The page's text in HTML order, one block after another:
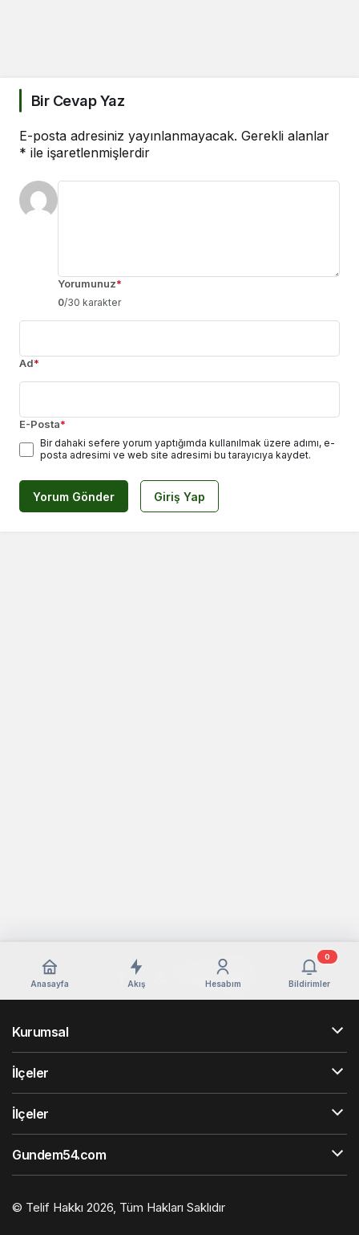
Bir Cevap Yaz
E-posta adresiniz yayınlanmayacak. Gerekli alanlar
* ile işaretlenmişlerdir
Yorumunuz*
0/30 karakter
Ad*
E-Posta*
Bir dahaki sefere yorum yaptığımda kullanılmak üzere adımı, e-
posta adresimi ve web site adresimi bu tarayıcıya kaydet.
Yorum Gönder Giriş Yap
Anasayfa Akış Hesabım Bildirimler
0
Kurumsal
İlçeler
İlçeler
Gundem54.com
© Telif Hakkı 2026, Tüm Hakları Saklıdır